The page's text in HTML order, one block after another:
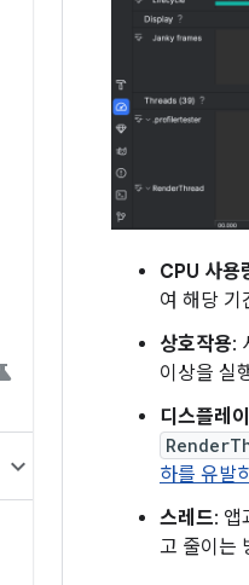
CPU 사용
여 해당 기
상호작용:
이상을 실
디스플레이
하를 유발
스레드: 앱
고 줄이는